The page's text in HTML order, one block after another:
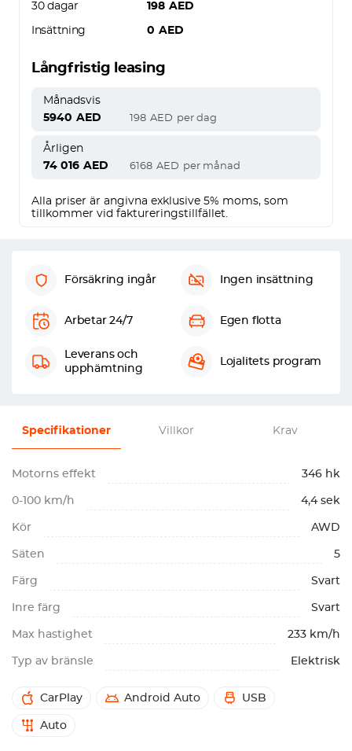
30 dagar 198 AED
Insättning 0 AED
Långfristig leasing
Månadsvis
5940 AED 198 AED per dag
Årligen
74 016 AED 6168 AED per månad
Alla priser är angivna exklusive 5% moms, som
tillkommer vid faktureringstillfället.
Försäkring ingår Ingen insättning
Arbetar 24/7 Egen flotta
Leverans och
upphämtning
Lojalitets program
Specifikationer Villkor Krav
Motorns effekt 346 hk
0-100 km/h 4,4 sek
Kör AWD
Säten 5
Färg Svart
Inre färg Svart
Max hastighet 233 km/h
Typ av bränsle Elektrisk
CarPlay Android Auto USB
Auto